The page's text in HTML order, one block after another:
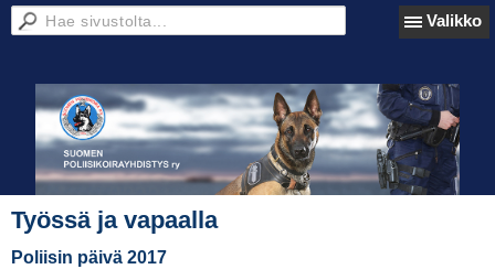
Valikko
Työssä ja vapaalla
Poliisin päivä 2017